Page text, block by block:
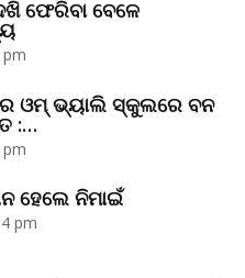
ଫେରିବା ବେଳେ
pm
ଓମ୍‌ ଭ୍ୟାଲି ସ୍କୁଲରେ ବନ
:…
pm
ହେଲେ ନିମାଇଁ
pm